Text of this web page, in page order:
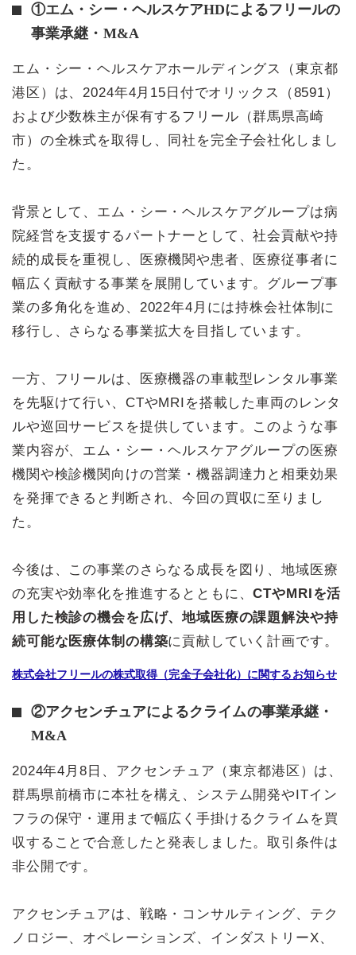
①エム・シー・ヘルスケアHDによるフリールの
事業承継・M&A
エム・シー・ヘルスケアホールディングス（東京都
港区）は、2024年4月15日付でオリックス（8591）
および少数株主が保有するフリール（群馬県高崎
市）の全株式を取得し、同社を完全子会社化しまし
た。
背景として、エム・シー・ヘルスケアグループは病
院経営を支援するパートナーとして、社会貢献や持
続的成長を重視し、医療機関や患者、医療従事者に
幅広く貢献する事業を展開しています。グループ事
業の多角化を進め、2022年4月には持株会社体制に
移行し、さらなる事業拡大を目指しています。
一方、フリールは、医療機器の車載型レンタル事業
を先駆けて行い、CTやMRIを搭載した車両のレンタ
ルや巡回サービスを提供しています。このような事
業内容が、エム・シー・ヘルスケアグループの医療
機関や検診機関向けの営業・機器調達力と相乗効果
を発揮できると判断され、今回の買収に至りまし
た。
今後は、この事業のさらなる成長を図り、地域医療
の充実や効率化を推進するとともに、CTやMRIを活
用した検診の機会を広げ、地域医療の課題解決や持
続可能な医療体制の構築に貢献していく計画です。
株式会社フリールの株式取得（完全子会社化）に関するお知らせ
②アクセンチュアによるクライムの事業承継・
M&A
2024年4月8日、アクセンチュア（東京都港区）は、
群馬県前橋市に本社を構え、システム開発やITイン
フラの保守・運用まで幅広く手掛けるクライムを買
収することで合意したと発表しました。取引条件は
非公開です。
アクセンチュアは、戦略・コンサルティング、テク
ノロジー、オペレーションズ、インダストリーX、